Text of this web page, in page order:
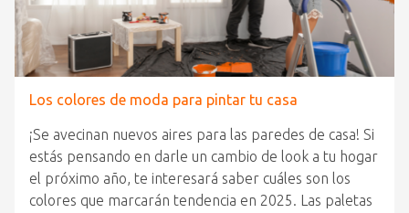
Los colores de moda para pintar tu casa
¡Se avecinan nuevos aires para las paredes de casa! Si
estás pensando en darle un cambio de look a tu hogar
el próximo año, te interesará saber cuáles son los
colores que marcarán tendencia en 2025. Las paletas